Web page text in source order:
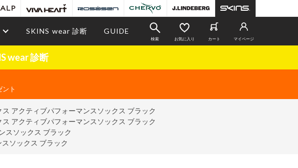
SKINS wear 診断 GUIDE
検索 お気に入り カート マイページ
wear 診断
ト
アクティブパフォーマンスソックス ブラック
アクティブパフォーマンスソックス ブラック
スソックス ブラック
ソックス ブラック